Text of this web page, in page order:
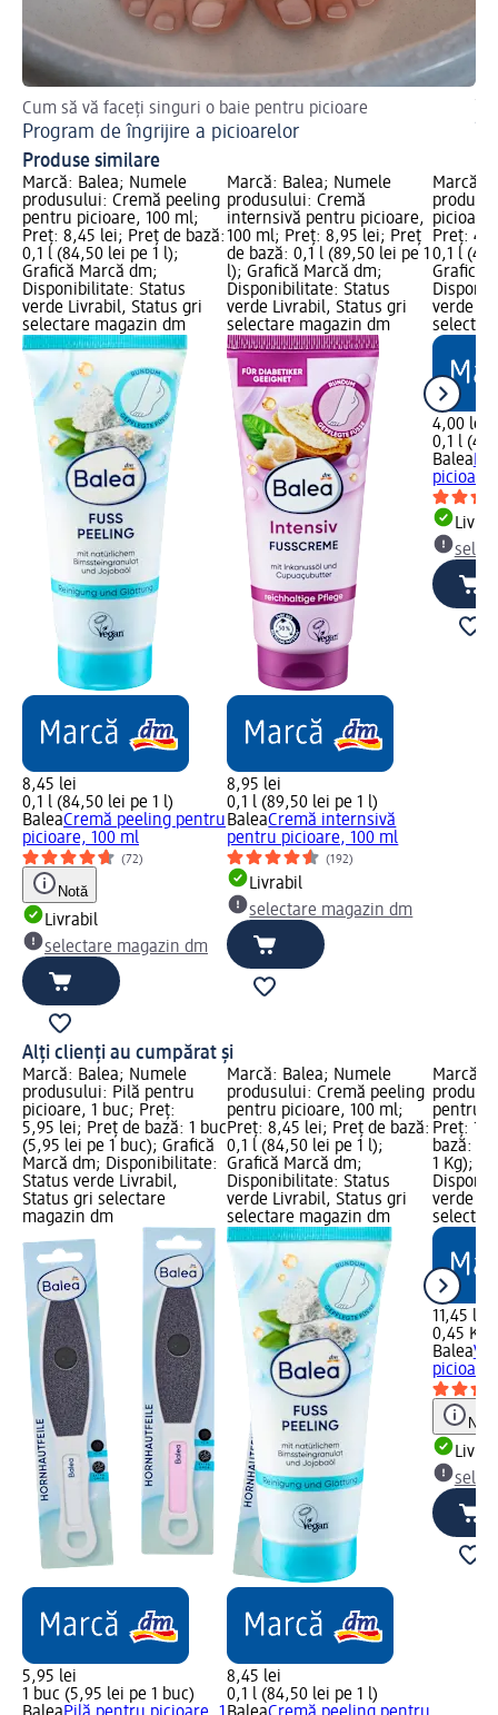
Cum să vă faceți singuri o baie pentru picioare
Program de îngrijire a picioarelor
Produse similare
Marcă: Balea; Numele
produsului: Cremă peeling
pentru picioare, 100 ml;
Preț: 8,45 lei; Preț de bază:
0,1 l (84,50 lei pe 1 l);
Grafică Marcă dm;
Disponibilitate: Status
verde Livrabil, Status gri
selectare magazin dm
8,45 lei
0,1 l (84,50 lei pe 1 l)
BaleaCremă peeling pentru
picioare, 100 ml
(72)
Notă
Livrabil
selectare magazin dm
Marcă: Balea; Numele
produsului: Cremă
internsivă pentru picioare,
100 ml; Preț: 8,95 lei; Preț
de bază: 0,1 l (89,50 lei pe 1
l); Grafică Marcă dm;
Disponibilitate: Status
verde Livrabil, Status gri
selectare magazin dm
8,95 lei
0,1 l (89,50 lei pe 1 l)
BaleaCremă internsivă
pentru picioare, 100 ml
(192)
Livrabil
selectare magazin dm
Marcă:
picioare
Preț:
0,1 l
Grafică
verde
4,00 lei
0,1 l
Balea
picioare
Alți clienți au cumpărat și
Marcă: Balea; Numele
produsului: Pilă pentru
picioare, 1 buc; Preț:
5,95 lei; Preț de bază: 1 buc
(5,95 lei pe 1 buc); Grafică
Marcă dm; Disponibilitate:
Status verde Livrabil,
Status gri selectare
magazin dm
5,95 lei
1 buc (5,95 lei pe 1 buc)
Marcă: Balea; Numele
produsului: Cremă peeling
pentru picioare, 100 ml;
Preț: 8,45 lei; Preț de bază:
0,1 l (84,50 lei pe 1 l);
Grafică Marcă dm;
Disponibilitate: Status
verde Livrabil, Status gri
selectare magazin dm
8,45 lei
0,1 l (84,50 lei pe 1 l)
Marcă:
pentru
Preț:
bază:
1 Kg);
verde
11,45 lei
0,45 Kg
Balea
Notă